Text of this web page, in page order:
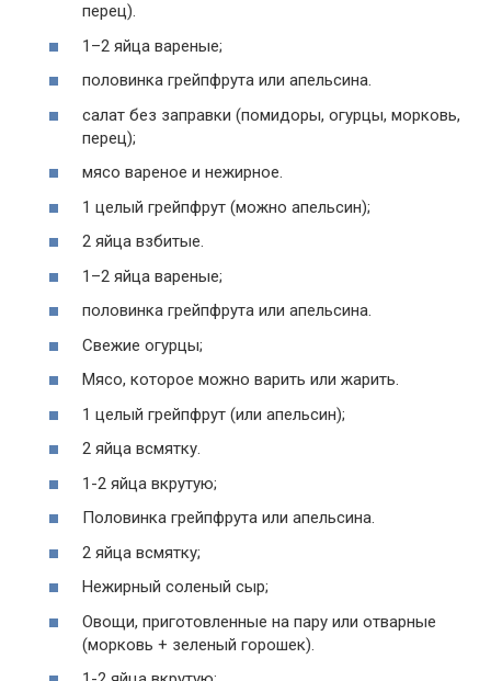
перец).
1–2 яйца вареные;
половинка грейпфрута или апельсина.
салат без заправки (помидоры, огурцы, морковь,
перец);
мясо вареное и нежирное.
1 целый грейпфрут (можно апельсин);
2 яйца взбитые.
1–2 яйца вареные;
половинка грейпфрута или апельсина.
Свежие огурцы;
Мясо, которое можно варить или жарить.
1 целый грейпфрут (или апельсин);
2 яйца всмятку.
1-2 яйца вкрутую;
Половинка грейпфрута или апельсина.
2 яйца всмятку;
Нежирный соленый сыр;
Овощи, приготовленные на пару или отварные
(морковь + зеленый горошек).